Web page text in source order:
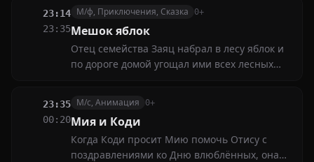
послать посылку "самому слабому". И вот что
из этого вышло
23:14
23:35
М/ф, Приключения, Сказка 0+
Мешок яблок
Отец семейства Заяц набрал в лесу яблок и
по дороге домой угощал ими всех лесных
встретил Волка
23:35
00:20
М/с, Анимация 0+
Мия и Коди
Когда Коди просит Мию помочь Отису с
поздравлениями ко Дню влюблённых, она